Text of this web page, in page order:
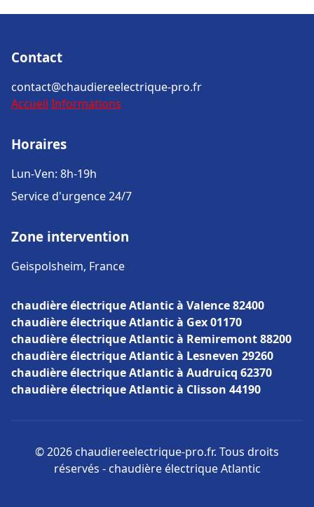
Contact
contact@chaudiereelectrique-pro.fr
Accueil Informations
Horaires
Lun-Ven: 8h-19h
Service d'urgence 24/7
Zone intervention
Geispolsheim, France
chaudière électrique Atlantic à Valence 82400
chaudière électrique Atlantic à Gex 01170
chaudière électrique Atlantic à Remiremont 88200
chaudière électrique Atlantic à Lesneven 29260
chaudière électrique Atlantic à Audruicq 62370
chaudière électrique Atlantic à Clisson 44190
© 2026 chaudiereelectrique-pro.fr. Tous droits
réservés - chaudière électrique Atlantic